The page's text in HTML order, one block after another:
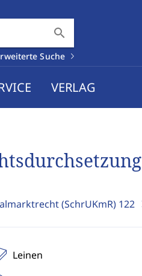
search
Suche
VERLAG
(SchrUKmR) 122
Leinen